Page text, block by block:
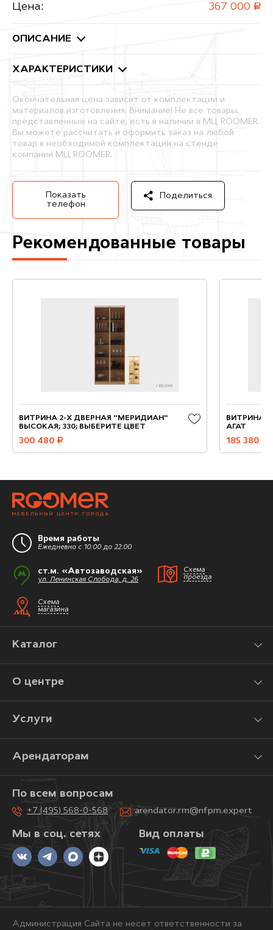
Цена: 367 000 руб.
ОПИСАНИЕ
ХАРАКТЕРИСТИКИ
Окончательная цена зависит от комплектации и
материалов изготовления. Внимание! Не все товары,
представленные на сайте, есть в наличии в МЦ ROOMER.
Вы можете рассчитать и оформить заказ на любой
товар в необходимой комплектации на стенде
компании МЦ ROOMER.
Показать
телефон
Поделиться
Рекомендованные товары
ВИТРИНА 2-Х ДВЕРНАЯ "МЕРИДИАН"
ВЫСОКАЯ; 330; ВЫБЕРИТЕ ЦВЕТ
300 480 руб.
ВИТРИНА
АГАТ
185 380
Время работы
Ежедневно с 10:00 до 22:00
ст.м. «Автозаводская»
ул. Ленинская Слобода, д. 26
Схема
проезда
Схема
магазина
Каталог
О центре
Услуги
Арендаторам
Мы в соц. сетях
По всем вопросам
+7 (495) 568-0-568 arendator.rm@nfpm.expert
Вид оплаты
Администрация Сайта не несет ответственности за